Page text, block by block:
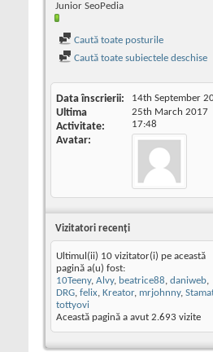
Junior SeoPedia
Caută toate posturile
Caută toate subiectele deschise
Data înscrierii 14th September
Ultima
Activitate
25th March 2017
17:48
Avatar
Vizitatori recenţi
Ultimul(ii) 10 vizitator(i) pe această
pagină a(u) fost:
10Teeny, Alvy, beatrice88, daniweb,
DRG, felix, Kreator, mrjohnny,
tottyovi
Această pagină a avut 2.693 vizite